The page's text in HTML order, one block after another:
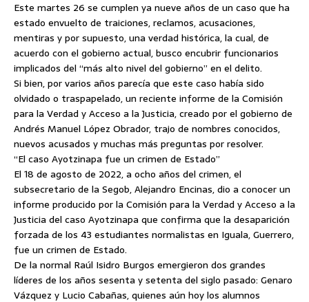
Este martes 26 se cumplen ya nueve años de un caso que ha
estado envuelto de traiciones, reclamos, acusaciones,
mentiras y por supuesto, una verdad histórica, la cual, de
acuerdo con el gobierno actual, busco encubrir funcionarios
implicados del “más alto nivel del gobierno” en el delito.
Si bien, por varios años parecía que este caso había sido
olvidado o traspapelado, un reciente informe de la Comisión
para la Verdad y Acceso a la Justicia, creado por el gobierno de
Andrés Manuel López Obrador, trajo de nombres conocidos,
nuevos acusados y muchas más preguntas por resolver.
“El caso Ayotzinapa fue un crimen de Estado”
El 18 de agosto de 2022, a ocho años del crimen, el
subsecretario de la Segob, Alejandro Encinas, dio a conocer un
informe producido por la Comisión para la Verdad y Acceso a la
Justicia del caso Ayotzinapa que confirma que la desaparición
forzada de los 43 estudiantes normalistas en Iguala, Guerrero,
fue un crimen de Estado.
De la normal Raúl Isidro Burgos emergieron dos grandes
líderes de los años sesenta y setenta del siglo pasado: Genaro
Vázquez y Lucio Cabañas, quienes aún hoy los alumnos